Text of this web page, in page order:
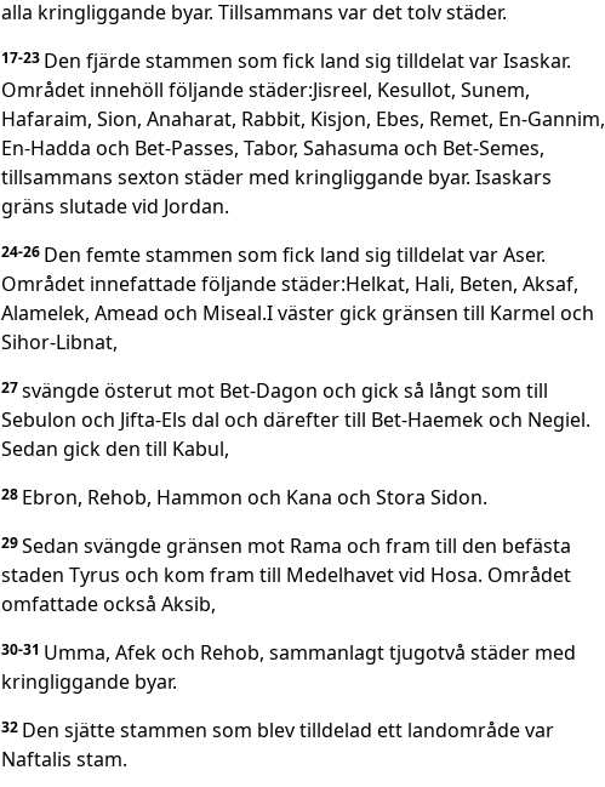
alla kringliggande byar. Tillsammans var det tolv städer.
17-23 Den fjärde stammen som fick land sig tilldelat var Isaskar.
Området innehöll följande städer:Jisreel, Kesullot, Sunem,
Hafaraim, Sion, Anaharat, Rabbit, Kisjon, Ebes, Remet, En-Gannim,
En-Hadda och Bet-Passes, Tabor, Sahasuma och Bet-Semes,
tillsammans sexton städer med kringliggande byar. Isaskars
gräns slutade vid Jordan.
24-26 Den femte stammen som fick land sig tilldelat var Aser.
Området innefattade följande städer:Helkat, Hali, Beten, Aksaf,
Alamelek, Amead och Miseal.I väster gick gränsen till Karmel och
Sihor-Libnat,
27svängde österut mot Bet-Dagon och gick så långt som till
Sebulon och Jifta-Els dal och därefter till Bet-Haemek och Negiel.
Sedan gick den till Kabul,
28 Ebron, Rehob, Hammon och Kana och Stora Sidon.
29Sedan svängde gränsen mot Rama och fram till den befästa
staden Tyrus och kom fram till Medelhavet vid Hosa. Området
omfattade också Aksib,
30-31 Umma, Afek och Rehob, sammanlagt tjugotvå städer med
kringliggande byar.
32 Den sjätte stammen som blev tilldelad ett landområde var
Naftalis stam.